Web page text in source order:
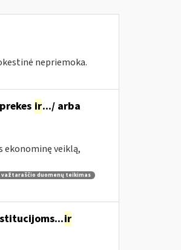
nepriemoka.
ir.../ arba
ekonominę veiklą,
važtaraščio duomenų teikimas
ir